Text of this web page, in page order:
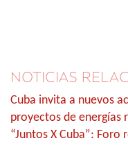
NOTICIAS
Cuba invita a nuevos
proyectos de energías
“Juntos X Cuba”: